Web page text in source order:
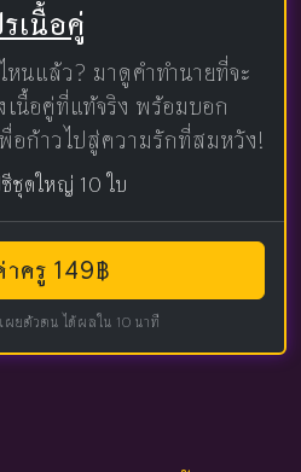
เนื้อคู่
นแล้ว? มาดูคำทำนายที่จะ
นื้อคู่ที่แท้จริง พร้อมบอก
อก้าวไปสู่ความรักที่สมหวัง!
ชุดใหญ่ 10 ใบ
ครู 149฿
ยตัวตน ได้ผลใน 10 นาที